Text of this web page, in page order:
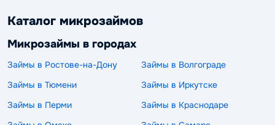
Каталог микрозаймов
Микрозаймы в городах
Займы в Ростове-на-Дону
Займы в Волгограде
Займы в Тюмени
Займы в Иркутске
Займы в Перми
Займы в Краснодаре